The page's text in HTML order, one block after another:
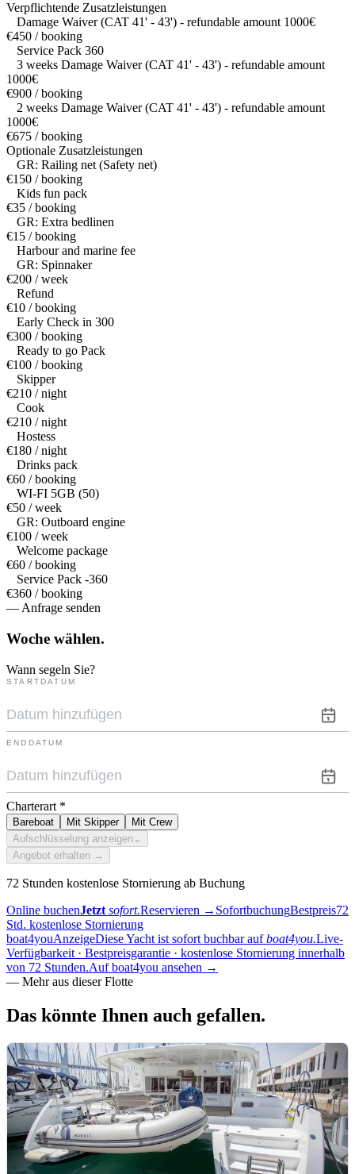
Verpflichtende Zusatzleistungen
Damage Waiver (CAT 41' - 43') - refundable amount 1000€
€450 / booking
Service Pack 360
3 weeks Damage Waiver (CAT 41' - 43') - refundable amount
1000€
€900 / booking
2 weeks Damage Waiver (CAT 41' - 43') - refundable amount
1000€
€675 / booking
Optionale Zusatzleistungen
GR: Railing net (Safety net)
€150 / booking
Kids fun pack
€35 / booking
GR: Extra bedlinen
€15 / booking
Harbour and marine fee
GR: Spinnaker
€200 / week
Refund
€10 / booking
Early Check in 300
€300 / booking
Ready to go Pack
€100 / booking
Skipper
€210 / night
Cook
€210 / night
Hostess
€180 / night
Drinks pack
€60 / booking
WI-FI 5GB (50)
€50 / week
GR: Outboard engine
€100 / week
Welcome package
€60 / booking
Service Pack -360
€360 / booking
— Anfrage senden
Woche wählen.
Wann segeln Sie?
STARTDATUM
ENDDATUM
Charterart *
Bareboat Mit Skipper
Mit Crew
Aufschlüsselung anzeigen ⌄
Angebot erhalten →
72 Stunden kostenlose Stornierung ab Buchung
Online buchenJetzt sofort.Reservieren → SofortbuchungBestpreis72
Std. kostenlose Stornierung
boat4youAnzeigeDiese Yacht ist sofort buchbar auf boat4you.Live-
Verfügbarkeit · Bestpreisgarantie · kostenlose Stornierung innerhalb
von 72 Stunden.Auf boat4you ansehen →
— Mehr aus dieser Flotte
Das könnte Ihnen auch gefallen.